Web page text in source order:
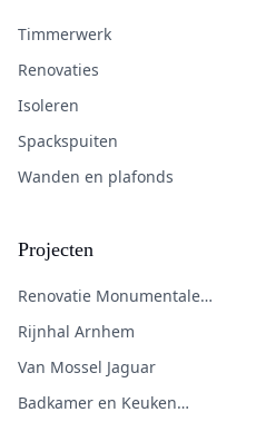
Timmerwerk
Renovaties
Isoleren
Spackspuiten
Wanden en plafonds
Projecten
Renovatie Monumentale
Boerderij
Rijnhal Arnhem
Van Mossel Jaguar
Badkamer en Keuken